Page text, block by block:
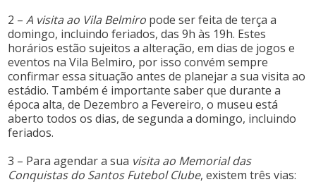
2 –A visita ao Vila Belmiro pode ser feita de terça a
domingo, incluindo feriados, das 9h às 19h. Estes
horários estão sujeitos a alteração, em dias de jogos e
eventos na Vila Belmiro, por isso convém sempre
confirmar essa situação antes de planejar a sua visita ao
estádio. Também é importante saber que durante a
época alta, de Dezembro a Fevereiro, o museu está
aberto todos os dias, de segunda a domingo, incluindo
feriados.
3 – Para agendar a sua visita ao Memorial das
Conquistas do Santos Futebol Clube, existem três vias: